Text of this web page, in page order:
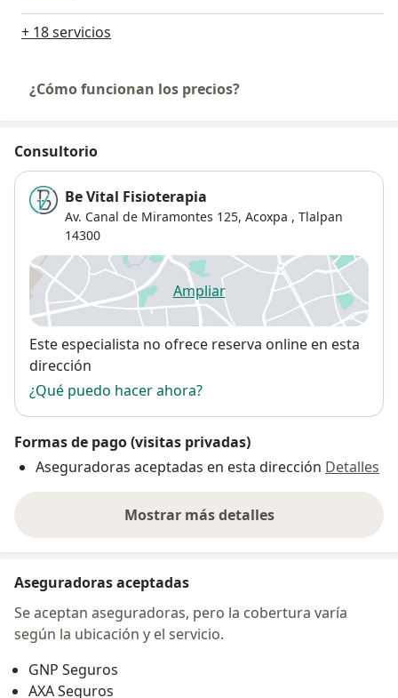
+ 18 servicios
¿Cómo funcionan los precios?
Consultorio
Be Vital Fisioterapia
Av. Canal de Miramontes 125, Acoxpa , Tlalpan
14300
Ampliarse abre en una nueva
Disponibilidad
Este especialista no ofrece reserva online en esta
dirección
¿Qué puedo hacer ahora?
Formas de pago (visitas privadas)
Aseguradoras aceptadas en esta dirección Detalles
Mostrar más detalles
sobre la dirección
Aseguradoras aceptadas
Se aceptan aseguradoras, pero la cobertura varía
según la ubicación y el servicio.
GNP Seguros
AXA Seguros